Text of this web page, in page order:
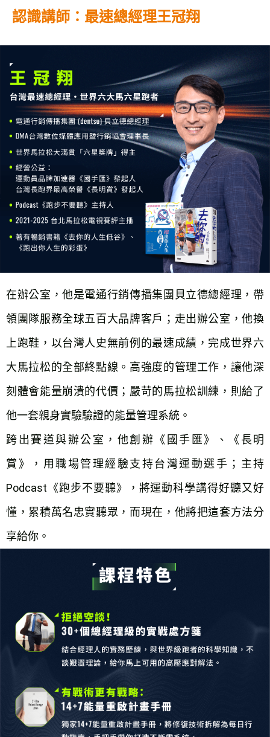
認識講師：最速總經理王冠翔
在辦公室，他是電通行銷傳播集團貝立德總經理，帶
領團隊服務全球五百大品牌客戶；走出辦公室，他換
上跑鞋，以台灣人史無前例的最速成績，完成世界六
大馬拉松的全部終點線。高強度的管理工作，讓他深
刻體會能量崩潰的代價；嚴苛的馬拉松訓練，則給了
他一套親身實驗驗證的能量管理系統。
跨出賽道與辦公室，他創辦《國手匯》、《長明
賞》，用職場管理經驗支持台灣運動選手；主持
Podcast《跑步不要聽》，將運動科學講得好聽又好
懂，累積萬名忠實聽眾，而現在，他將把這套方法分
享給你。